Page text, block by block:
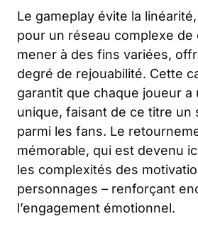
Le gameplay évite la
pour un réseau complexe de
mener à des fins variées,
degré de rejouabilité. Cette
garantit que chaque joueur a
unique, faisant de ce titre un
parmi les fans. Le
mémorable, qui est devenu
les complexités des
personnages – renforçant
l’engagement émotionnel.